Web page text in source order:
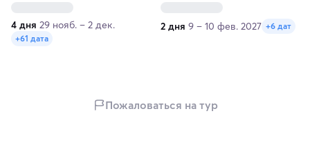
приключение
4 дня 29 нояб. – 2 дек.
+61 дата
2 дня 9 – 10 фев. 2027 +6 дат
Пожаловаться на тур